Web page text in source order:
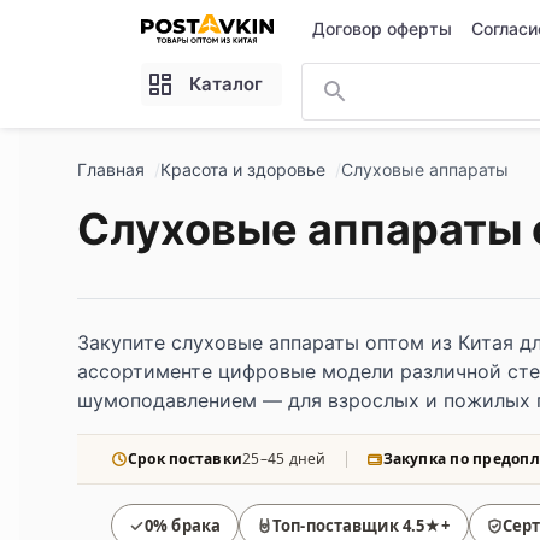
Перейти к основному содержимому
Договор оферты
Каталог
Главная Красота и здоровье Слуховые аппараты
Слуховые аппараты
Закупите слуховые аппараты оптом из Китая
ассортименте цифровые модели различной
шумоподавлением — для взрослых и пожилых
Срок поставки25–45 дней Закупка по
0% брака Топ-поставщик 4.5★+